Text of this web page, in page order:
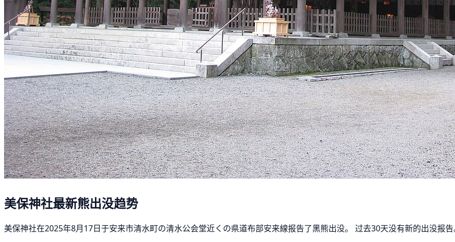
美保神社最新熊出没趋势
美保神社在2025年8月17日于安来市清水町の清水公会堂近くの県道布部安来線报告了黑熊出没。 过去30天没有新的出没报